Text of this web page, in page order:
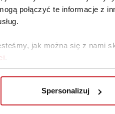
połączyć te informacje z
jak można się z nami
Spersonalizuj
wydatków przeznaczymy
spożywcze potrzebne
spotkania towarzyskie,
kosmetyki, natomiast
mogą liczyć przede